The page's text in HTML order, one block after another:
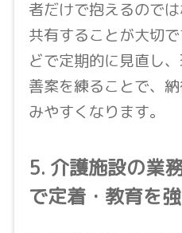
者だけで抱えるので
共有することが大切
どで定期的に見直し
善案を練ることで、
みやすくなります。
5. 介護施設の業
で定着・教育を